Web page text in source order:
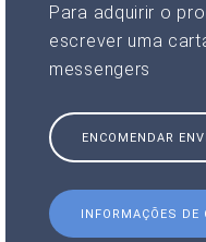
Para adquirir o
escrever uma
messengers
ENCOMENDAR
INFORMAÇÕES DE